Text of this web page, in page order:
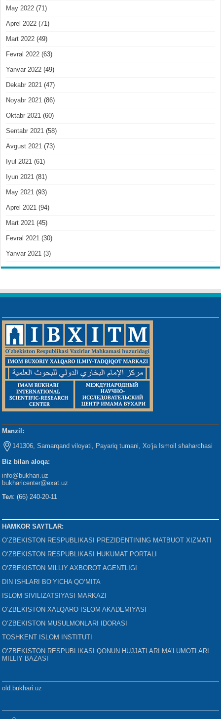
May 2022 (71)
Aprel 2022 (71)
Mart 2022 (49)
Fevral 2022 (63)
Yanvar 2022 (49)
Dekabr 2021 (47)
Noyabr 2021 (86)
Oktabr 2021 (60)
Sentabr 2021 (58)
Avgust 2021 (73)
Iyul 2021 (61)
Iyun 2021 (81)
May 2021 (93)
Aprel 2021 (94)
Mart 2021 (45)
Fevral 2021 (30)
Yanvar 2021 (3)
Manzil:
141306, Samarqand viloyati, Payariq tumani, Xo‘ja Ismoil shaharchasi
Biz bilan aloqa:
info@bukhari.uz
bukharicenter@exat.uz
Тел: (66) 240-20-11
HAMKOR SAYTLAR:
O‘ZBEKISTON RESPUBLIKASI PREZIDENTINING MATBUOT XIZMATI
O‘ZBEKISTON RESPUBLIKASI HUKUMAT PORTALI
O‘ZBEKISTON MILLIY AXBOROT AGENTLIGI
DIN ISHLARI BO‘YICHA QO‘MITA
ISLOM SIVILIZATSIYASI MARKAZI
O‘ZBEKISTON XALQARO ISLOM AKADEMIYASI
O‘ZBEKISTON MUSULMONLARI IDORASI
TOSHKENT ISLOM INSTITUTI
O‘ZBEKISTON RESPUBLIKASI QONUN HUJJATLARI MA’LUMOTLARI
MILLIY BAZASI
old.bukhari.uz